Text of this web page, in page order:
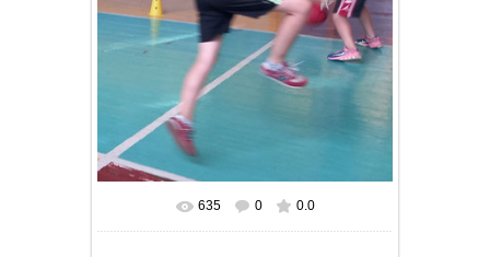
В реальном размере 793x1280
635 0 0.0